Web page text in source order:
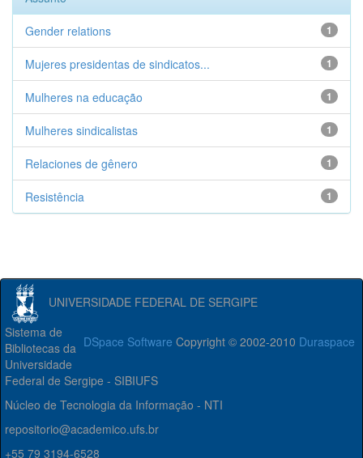
1
Gender relations
1
Mujeres presidentas de sindicatos...
1
Mulheres na educação
1
Mulheres sindicalistas
1
Relaciones de gênero
1
Resistência
UNIVERSIDADE FEDERAL DE SERGIPE
DSpace Software Copyright © 2002-2010 Duraspace
Sistema de
Bibliotecas da
Universidade
Federal de Sergipe - SIBIUFS
Núcleo de Tecnologia da Informação - NTI
repositorio@academico.ufs.br
+55 79 3194-6528